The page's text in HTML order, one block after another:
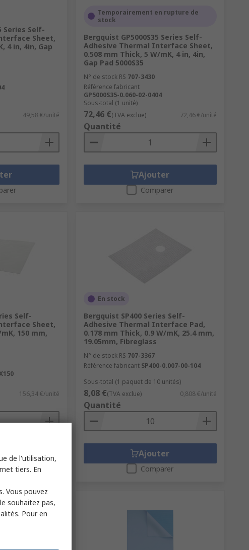
Series Self-
Sheet,
4 in, 4in, Gap
49,58 €/unité
Temporairement en rupture de
stock
Bergquist GP5000S35 Series Self-
Adhesive Thermal Interface Sheet,
0.508 mm Thick, 5 W/mK, 4 in, 4in,
Gap Pad 5000S35
N° de stock RS 707-3430
Référence fabricant
GP5000S35-0.060-02-0404
Sous-total (1 unité)
72,46 €(TVA exclue) 72,46 €/unité
Quantité
Ajouter
Comparer
Self-
Sheet,
150 mm,
156,34 €/unité
En stock
Bergquist SP400 Series Self-
Adhesive Thermal Interface Pad,
0.178 mm Thick, 0.9 W/mK, 25.4 mm,
19.05mm, Fibreglass
N° de stock RS 707-3367
Référence fabricant SP400-0.007-00-104
Sous-total (1 paquet de 10 unités)
8,08 €(TVA exclue) 0,808 €/unité
Quantité
Ajouter
Comparer
de l'utilisation,
tiers. En
Vous pouvez
souhaitez pas,
Pour en